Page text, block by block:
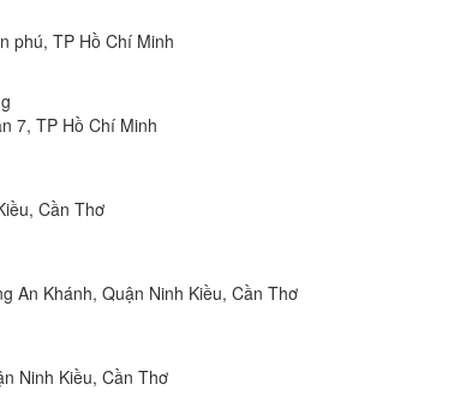
phú, TP Hồ Chí Minh
7, TP Hồ Chí Minh
Cần Thơ
An Khánh, Quận Ninh Kiều, Cần Thơ
Ninh Kiều, Cần Thơ